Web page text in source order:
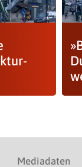
Mediadaten